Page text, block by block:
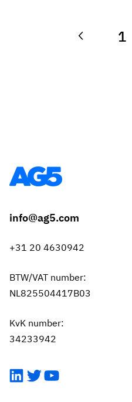
1
info@ag5.com
+31 20 4630942
BTW/VAT number:
NL825504417B03
KvK number:
34233942
LinkedIn
TwitterYouTube